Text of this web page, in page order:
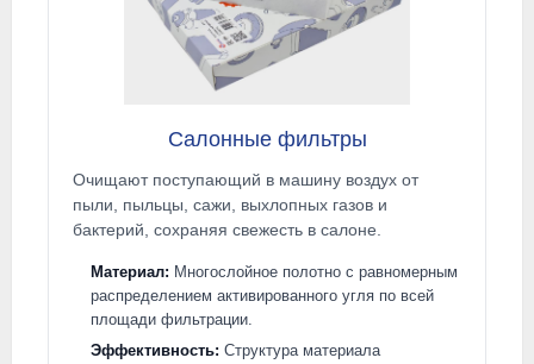
Салонные фильтры
Очищают поступающий в машину воздух от
пыли, пыльцы, сажи, выхлопных газов и
бактерий, сохраняя свежесть в салоне.
Материал: Многослойное полотно с равномерным
распределением активированного угля по всей
площади фильтрации.
Эффективность: Структура материала